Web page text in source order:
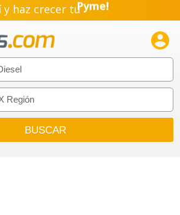
y haz crecer tu
Emprendimiento!
